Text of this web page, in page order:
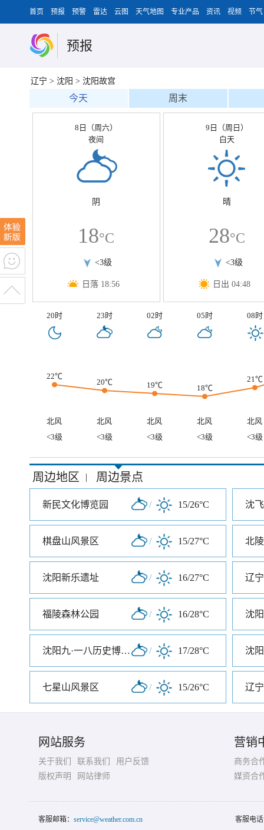
首页 预报 预警 雷达 云图 天气地图 专业产品 资讯 视频 节气
预报
辽宁 > 沈阳 > 沈阳故宫
今天 周末
8日（周六）
夜间
阴
18°C
<3级
日落 18:56
9日（周日）
白天
晴
28°C
<3级
日出 04:48
20时 23时 02时 05时 08时
22℃
20℃ 19℃ 18℃
21℃
北风 北风 北风 北风
北风
<3级
<3级 <3级 <3级 <3级
周边地区 | 周边景点
新民文化博览园 / 15/26°C 沈
棋盘山风景区 / 15/27°C 北
沈阳新乐遗址 / 16/27°C 辽
福陵森林公园 / 16/28°C 沈
沈阳九·一八历史博物馆 / 17/28°C 沈
七星山风景区 / 15/26°C 辽
网站服务
关于我们 联系我们
用户反馈
版权声明
网站律师
营销
商务合
媒资合
客服邮箱： service@weather.com.cn 客服电